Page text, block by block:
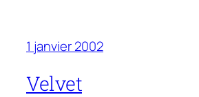
1 janvier 2002
Velvet